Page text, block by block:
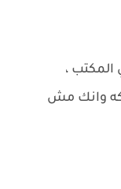
المكتب ،
وانك مش